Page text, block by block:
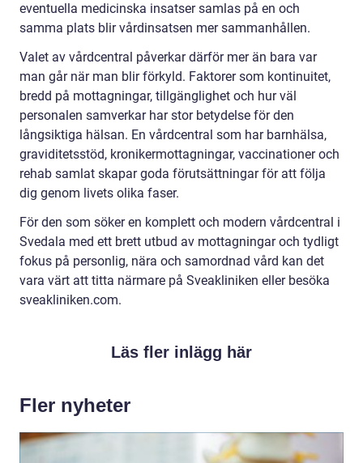
eventuella medicinska insatser samlas på en och
samma plats blir vårdinsatsen mer sammanhållen.
Valet av vårdcentral påverkar därför mer än bara var
man går när man blir förkyld. Faktorer som kontinuitet,
bredd på mottagningar, tillgänglighet och hur väl
personalen samverkar har stor betydelse för den
långsiktiga hälsan. En vårdcentral som har barnhälsa,
graviditetsstöd, kronikermottagningar, vaccinationer och
rehab samlat skapar goda förutsättningar för att följa
dig genom livets olika faser.
För den som söker en komplett och modern vårdcentral i
Svedala med ett brett utbud av mottagningar och tydligt
fokus på personlig, nära och samordnad vård kan det
vara värt att titta närmare på Sveakliniken eller besöka
sveakliniken.com.
Läs fler inlägg här
Fler nyheter